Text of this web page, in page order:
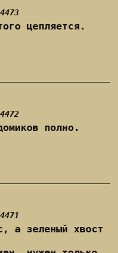
цепляется.
полно.
а зеленый хвост